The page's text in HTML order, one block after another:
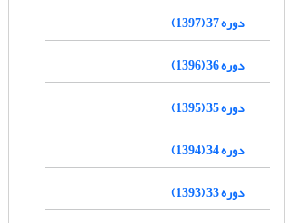
دوره 37 (1397)
دوره 36 (1396)
دوره 35 (1395)
دوره 34 (1394)
دوره 33 (1393)